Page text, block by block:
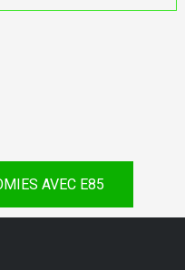
AVEC E85